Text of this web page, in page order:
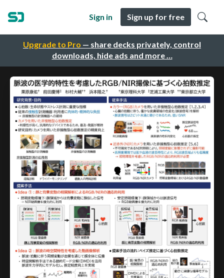
Upgrade to Pro — share decks privately, control
downloads, hide ads and more …
Sign in Sign up for free